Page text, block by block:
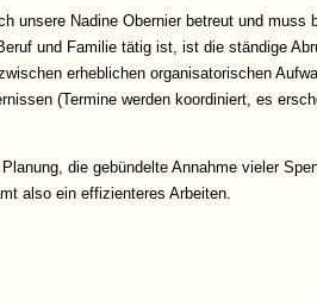
unsere Nadine Obernier betreut und muss
und Familie tätig ist, ist die ständige
erheblichen organisatorischen
(Termine werden koordiniert, es
die gebündelte Annahme vieler
also ein effizienteres Arbeiten.